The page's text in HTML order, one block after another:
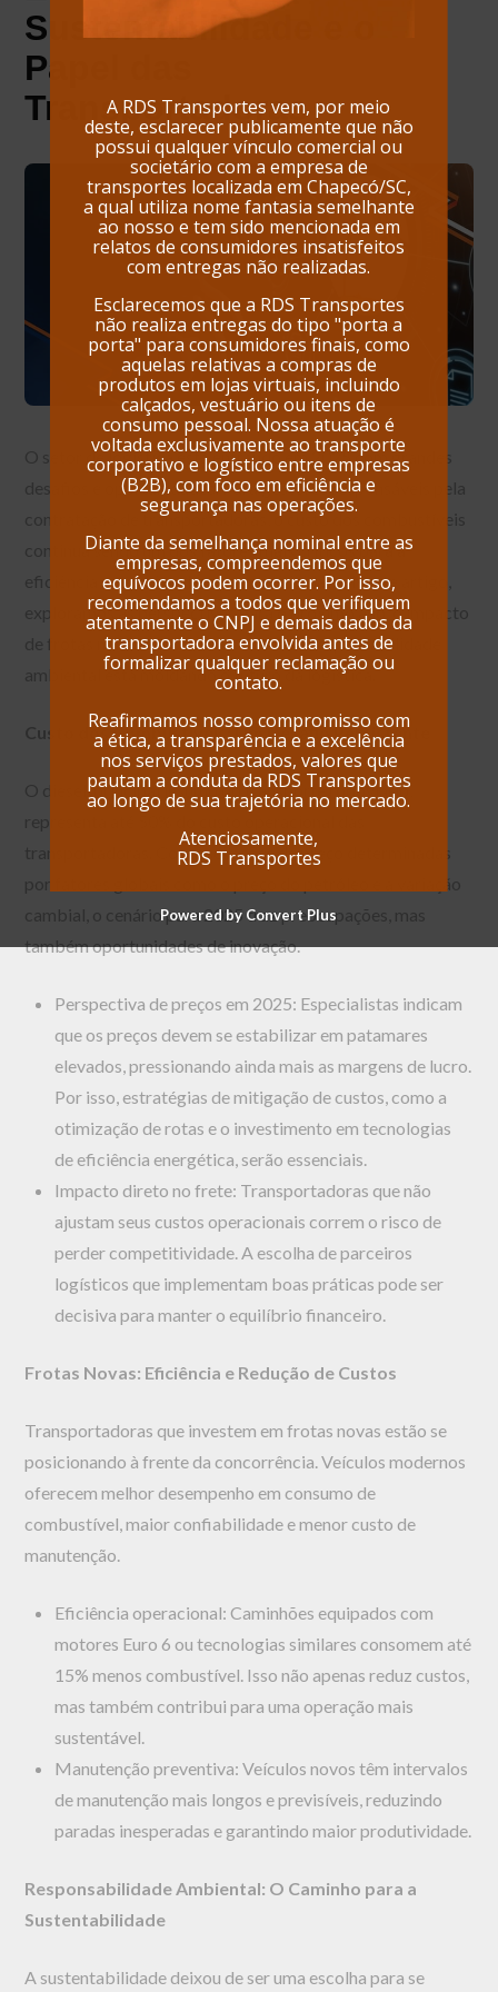
Sustentabilidade e o
Papel das
Transportadoras
O setor de logística está entrando em 2025 com grandes
desafios e oportunidades. Para gestores responsáveis pela
contratação de transportadoras, o custo dos combustíveis
continua sendo um dos fatores mais críticos para a
eficiência operacional e a competitividade. Neste artigo,
exploramos as perspectivas para o próximo ano, o impacto
de frotas novas e modernas, e como a responsabilidade
ambiental está moldando o futuro da logística.
Custo dos Combustíveis: Um Desafio Persistente
O diesel, principal insumo do transporte rodoviário,
representa até 50% do custo operacional das
transportadoras. Com oscilações de preço determinadas
por fatores globais como o preço do petróleo e a variação
cambial, o cenário para 2025 traz preocupações, mas
também oportunidades de inovação.
Perspectiva de preços em 2025: Especialistas indicam
que os preços devem se estabilizar em patamares
elevados, pressionando ainda mais as margens de lucro.
Por isso, estratégias de mitigação de custos, como a
otimização de rotas e o investimento em tecnologias
de eficiência energética, serão essenciais.
Impacto direto no frete: Transportadoras que não
ajustam seus custos operacionais correm o risco de
perder competitividade. A escolha de parceiros
logísticos que implementam boas práticas pode ser
decisiva para manter o equilíbrio financeiro.
Frotas Novas: Eficiência e Redução de Custos
Transportadoras que investem em frotas novas estão se
posicionando à frente da concorrência. Veículos modernos
oferecem melhor desempenho em consumo de
combustível, maior confiabilidade e menor custo de
manutenção.
Eficiência operacional: Caminhões equipados com
motores Euro 6 ou tecnologias similares consomem até
15% menos combustível. Isso não apenas reduz custos,
mas também contribui para uma operação mais
sustentável.
Manutenção preventiva: Veículos novos têm intervalos
de manutenção mais longos e previsíveis, reduzindo
paradas inesperadas e garantindo maior produtividade.
Responsabilidade Ambiental: O Caminho para a
Sustentabilidade
A sustentabilidade deixou de ser uma escolha para se
A RDS Transportes vem, por meio
deste, esclarecer publicamente que não
possui qualquer vínculo comercial ou
societário com a empresa de
transportes localizada em Chapecó/SC,
a qual utiliza nome fantasia semelhante
ao nosso e tem sido mencionada em
relatos de consumidores insatisfeitos
com entregas não realizadas.
Esclarecemos que a RDS Transportes
não realiza entregas do tipo "porta a
porta" para consumidores finais, como
aquelas relativas a compras de
produtos em lojas virtuais, incluindo
calçados, vestuário ou itens de
consumo pessoal. Nossa atuação é
voltada exclusivamente ao transporte
corporativo e logístico entre empresas
(B2B), com foco em eficiência e
segurança nas operações.
Diante da semelhança nominal entre as
empresas, compreendemos que
equívocos podem ocorrer. Por isso,
recomendamos a todos que verifiquem
atentamente o CNPJ e demais dados da
transportadora envolvida antes de
formalizar qualquer reclamação ou
contato.
Reafirmamos nosso compromisso com
a ética, a transparência e a excelência
nos serviços prestados, valores que
pautam a conduta da RDS Transportes
ao longo de sua trajetória no mercado.
Atenciosamente,
RDS Transportes
Powered by Convert Plus